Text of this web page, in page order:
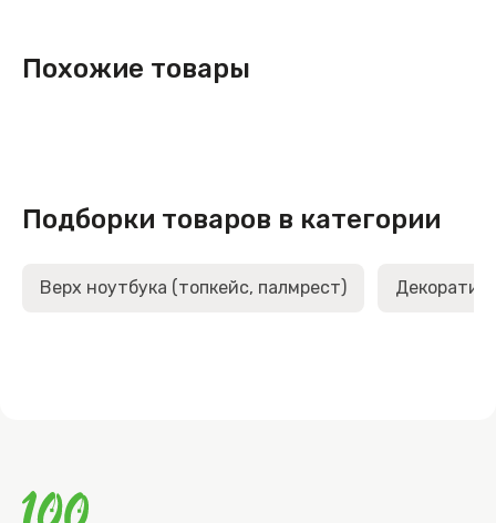
Похожие товары
Подборки товаров в категории
Верх ноутбука (топкейс, палмрест)